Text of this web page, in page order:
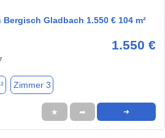
Gladbach 1.550 € 104 m²
1.550 €
Zimmer 3
★ ➦ ➜